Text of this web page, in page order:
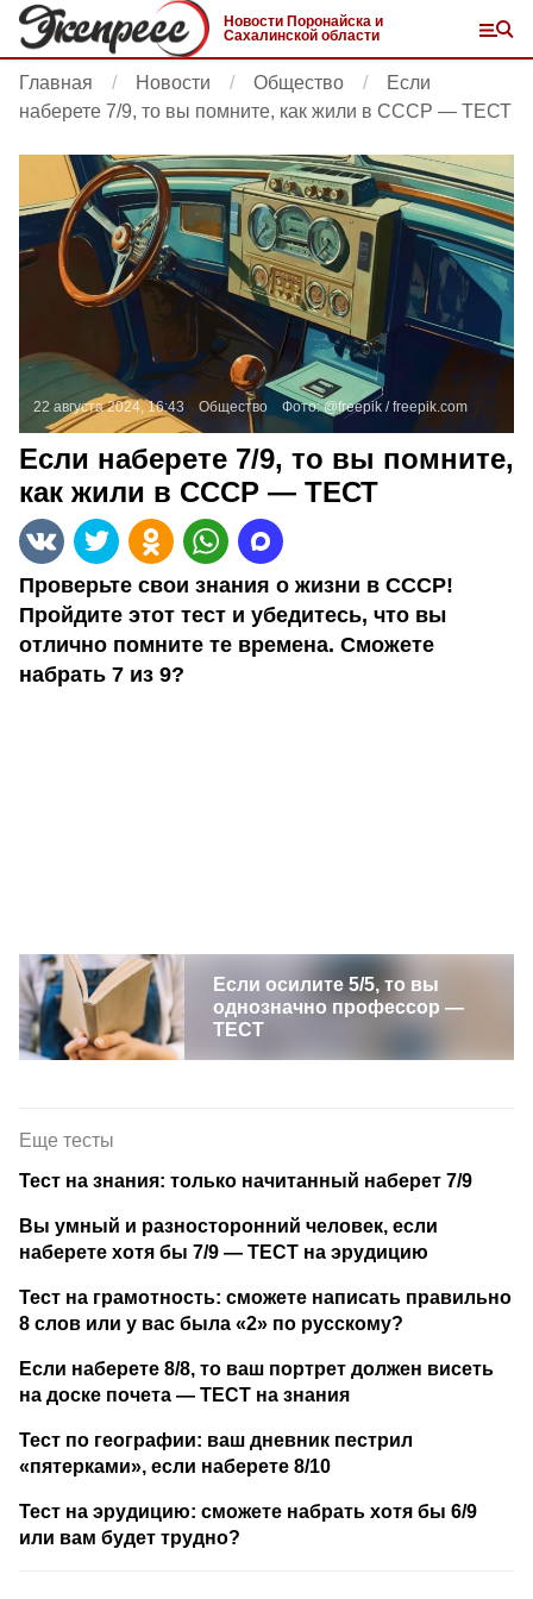
Новости Поронайска и
Сахалинской области
Главная Новости Общество
Если
наберете 7/9, то вы помните, как жили в СССР — ТЕСТ
22 августа 2024, 16:43 Общество Фото:@freepik /freepik.com
Если наберете 7/9, то вы помните,
как жили в СССР — ТЕСТ
Проверьте свои знания о жизни в СССР!
Пройдите этот тест и убедитесь, что вы
отлично помните те времена. Сможете
набрать 7 из 9?
Если осилите 5/5, то вы
однозначно профессор —
ТЕСТ
Еще тесты
Тест на знания: только начитанный наберет 7/9
Вы умный и разносторонний человек, если
наберете хотя бы 7/9 — ТЕСТ на эрудицию
Тест на грамотность: сможете написать правильно
8 слов или у вас была «2» по русскому?
Если наберете 8/8, то ваш портрет должен висеть
на доске почета — ТЕСТ на знания
Тест по географии: ваш дневник пестрил
«пятерками», если наберете 8/10
Тест на эрудицию: сможете набрать хотя бы 6/9
или вам будет трудно?